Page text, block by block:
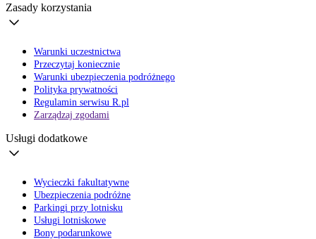
Zasady korzystania
Warunki uczestnictwa
Przeczytaj koniecznie
Warunki ubezpieczenia podróżnego
Polityka prywatności
Regulamin serwisu R.pl
Zarządzaj zgodami
Usługi dodatkowe
Wycieczki fakultatywne
Ubezpieczenia podróżne
Parkingi przy lotnisku
Usługi lotniskowe
Bony podarunkowe